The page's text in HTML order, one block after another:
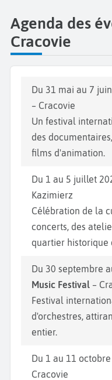
Agenda des
Cracovie
Du 31 mai au 7
– Cracovie
Un festival
des
films d'animation.
Du 1 au 5 juillet
Kazimierz
Célébration de la
concerts, des
quartier historique
Du 30 septembre
Music Festival
–
Festival
d'orchestres,
entier.
Du 1 au 11
Cracovie